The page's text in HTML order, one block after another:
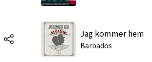
Jag kommer hem
Barbados